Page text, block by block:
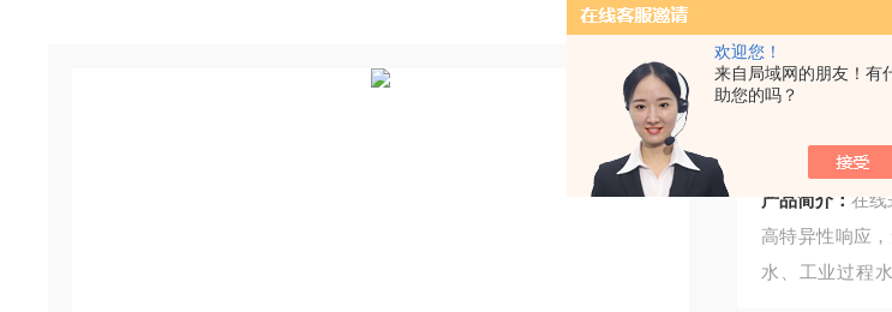
欢迎您！
来自局域网的朋友！有
助您的吗？
在线式
产品简介：在线
高特异性响应
水、工业过程